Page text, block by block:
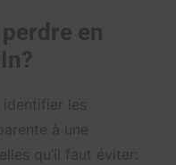
en
identifier les
à une
qu’il faut éviter: